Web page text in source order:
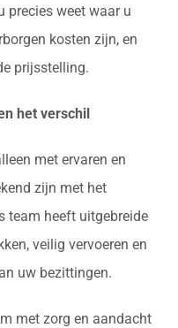
precies weet waar u
kosten zijn, en
prijsstelling.
het verschil
met ervaren en
zijn met het
team heeft uitgebreide
veilig vervoeren en
uw bezittingen.
met zorg en aandacht